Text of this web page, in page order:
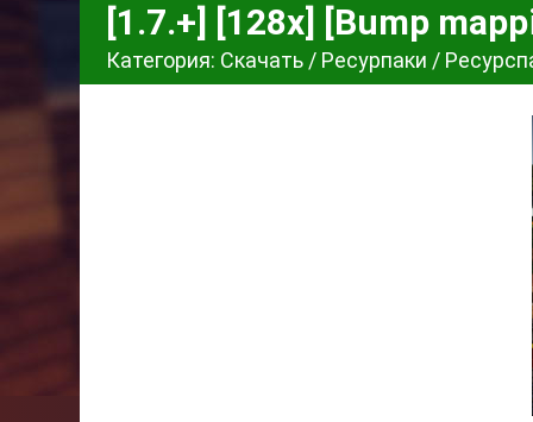
[1.7.+] [128x] [Bump
Категория: Скачать / Ресурпаки /